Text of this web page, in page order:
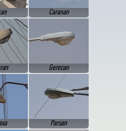
Caranan
Gerecan
Parsan